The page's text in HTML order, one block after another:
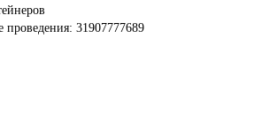
проведения: 31907777689